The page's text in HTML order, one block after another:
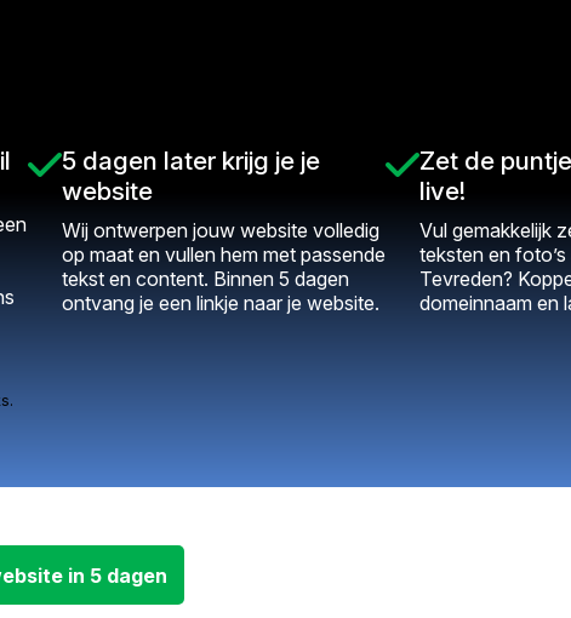
5 dagen later krijg je je
website
Wij ontwerpen jouw website volledig
op maat en vullen hem met passende
tekst en content. Binnen 5 dagen
ontvang je een linkje naar je website.
Zet de
live!
Vul gemakkelijk
teksten en
Tevreden?
domeinnaam en
in 5 dagen